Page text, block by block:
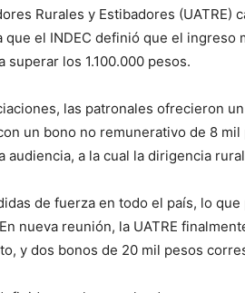
Rurales y Estibadores (UATRE)
que el INDEC definió que el ingreso
los 1.100.000 pesos.
las patronales ofrecieron
un bono no remunerativo de 8
audiencia, a la cual la dirigencia
de fuerza en todo el país, lo
nueva reunión, la UATRE
y dos bonos de 20 mil pesos